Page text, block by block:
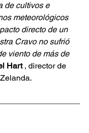
de cultivos e
meteorológicos
directo de un
Cravo no sufrió
viento de más de
Hart , director de